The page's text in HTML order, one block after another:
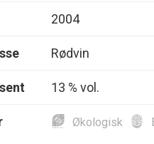
2004
Rødvin
13 % vol.
Økologisk